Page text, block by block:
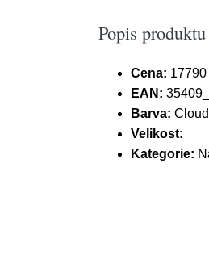
Popis
Cena: 17790
EAN:
Barva:
Velikost:
Kategorie: